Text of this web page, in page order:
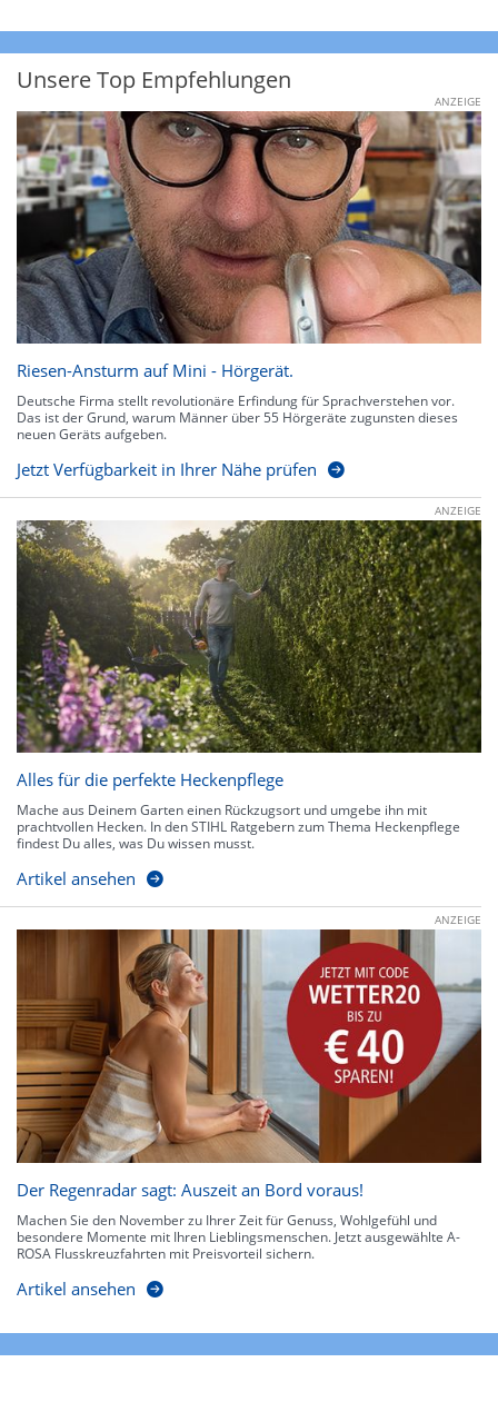
Unsere Top Empfehlungen
ANZEIGE
Riesen-Ansturm auf Mini - Hörgerät.
Deutsche Firma stellt revolutionäre Erfindung für Sprachverstehen vor.
Das ist der Grund, warum Männer über 55 Hörgeräte zugunsten dieses
neuen Geräts aufgeben.
Jetzt Verfügbarkeit in Ihrer Nähe prüfen
ANZEIGE
Alles für die perfekte Heckenpflege
Mache aus Deinem Garten einen Rückzugsort und umgebe ihn mit
prachtvollen Hecken. In den STIHL Ratgebern zum Thema Heckenpflege
findest Du alles, was Du wissen musst.
Artikel ansehen
ANZEIGE
Der Regenradar sagt: Auszeit an Bord voraus!
Machen Sie den November zu Ihrer Zeit für Genuss, Wohlgefühl und
besondere Momente mit Ihren Lieblingsmenschen. Jetzt ausgewählte A-
ROSA Flusskreuzfahrten mit Preisvorteil sichern.
Artikel ansehen